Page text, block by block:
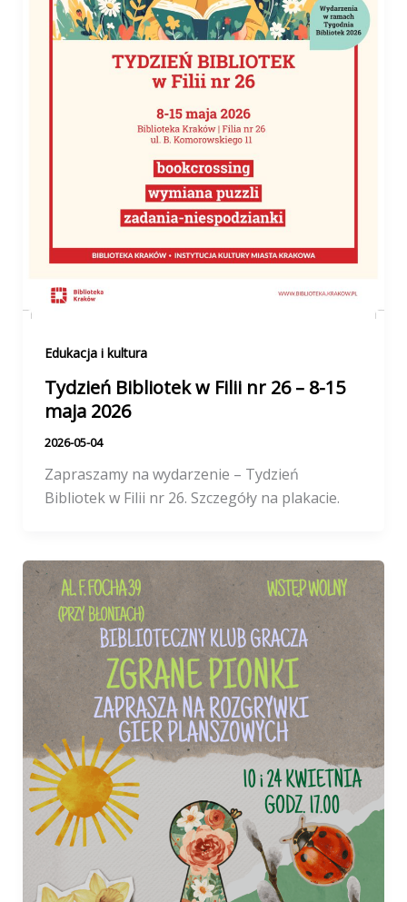
Edukacja i kultura
Tydzień Bibliotek w Filii nr 26 – 8-15
maja 2026
2026-05-04
Zapraszamy na wydarzenie – Tydzień
Bibliotek w Filii nr 26. Szczegóły na plakacie.